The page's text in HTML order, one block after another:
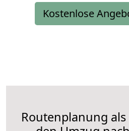
Kostenlose
Routenplanung